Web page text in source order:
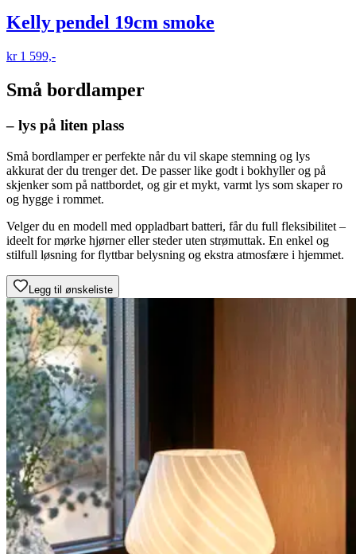
Kelly pendel 19cm smoke
kr 1 599,-
Små bordlamper
– lys på liten plass
Små bordlamper er perfekte når du vil skape stemning og lys
akkurat der du trenger det. De passer like godt i bokhyller og på
skjenker som på nattbordet, og gir et mykt, varmt lys som skaper ro
og hygge i rommet.
Velger du en modell med oppladbart batteri, får du full fleksibilitet –
ideelt for mørke hjørner eller steder uten strømuttak. En enkel og
stilfull løsning for flyttbar belysning og ekstra atmosfære i hjemmet.
Legg til ønskeliste